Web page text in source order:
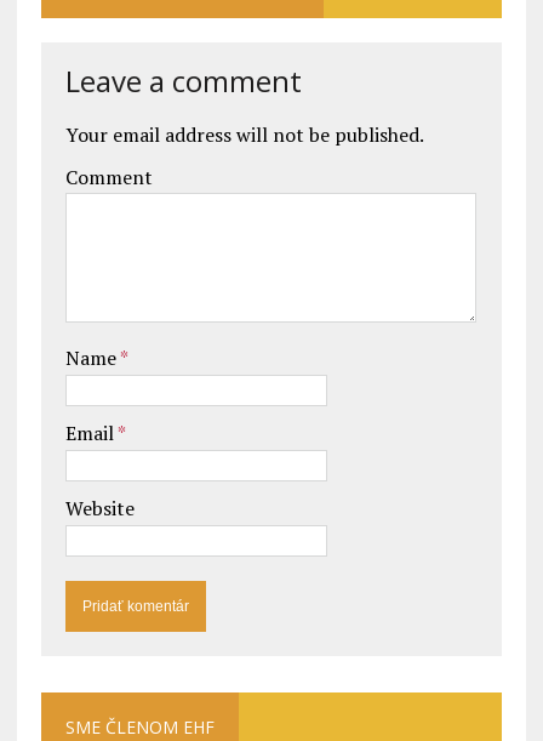
Leave a comment
Your email address will not be published.
Comment
Name*
Email*
Website
SME ČLENOM EHF